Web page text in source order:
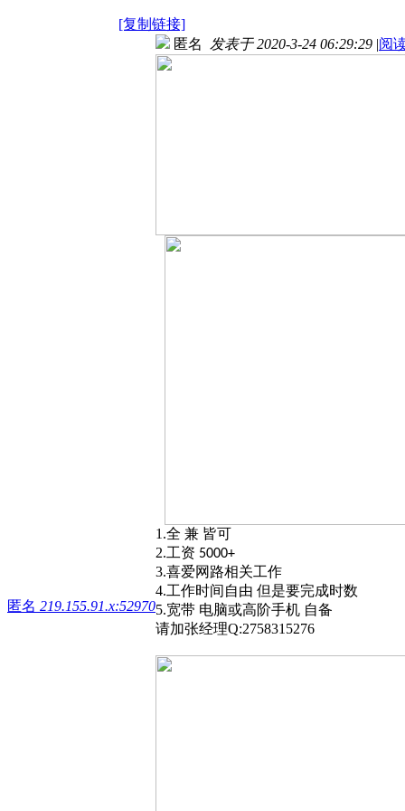
[复制链接]
匿名 219.155.91.x:52970
匿名 发表于 2020-3-24 06:29:29 |阅
1.全 兼 皆可
2.工资 5000+
3.喜爱网路相关工作
4.工作时间自由 但是要完成时数
5.宽带 电脑或高阶手机 自备
请加张经理Q:2758315276